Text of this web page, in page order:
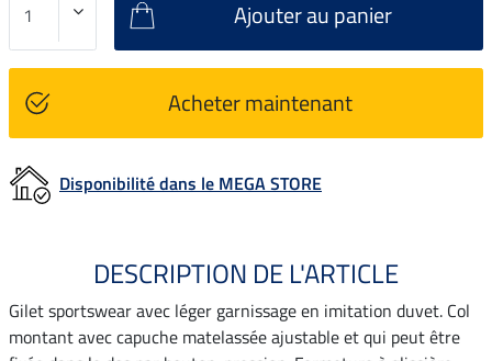
Ajouter au panier
Acheter maintenant
Disponibilité dans le MEGA STORE
DESCRIPTION DE L'ARTICLE
Gilet sportswear avec léger garnissage en imitation duvet. Col
montant avec capuche matelassée ajustable et qui peut être